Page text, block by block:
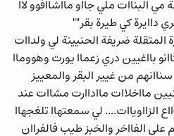
مي البناات ملي جااو مااشاافوو لاا
داايرة كي طيرة بقر""
ضريفة الحنيينة لي ولداات
بااغيين دري زعماا يورت وهووماا
من غيير البقر والمعييز
مااخلاات مااداارت مشاات عند
القاابلاات عند الفقهة داارت gااع الزااوياات.... لي سمعتهاا تلغجهاا
على الفااخر والخبز طيب فالفراان